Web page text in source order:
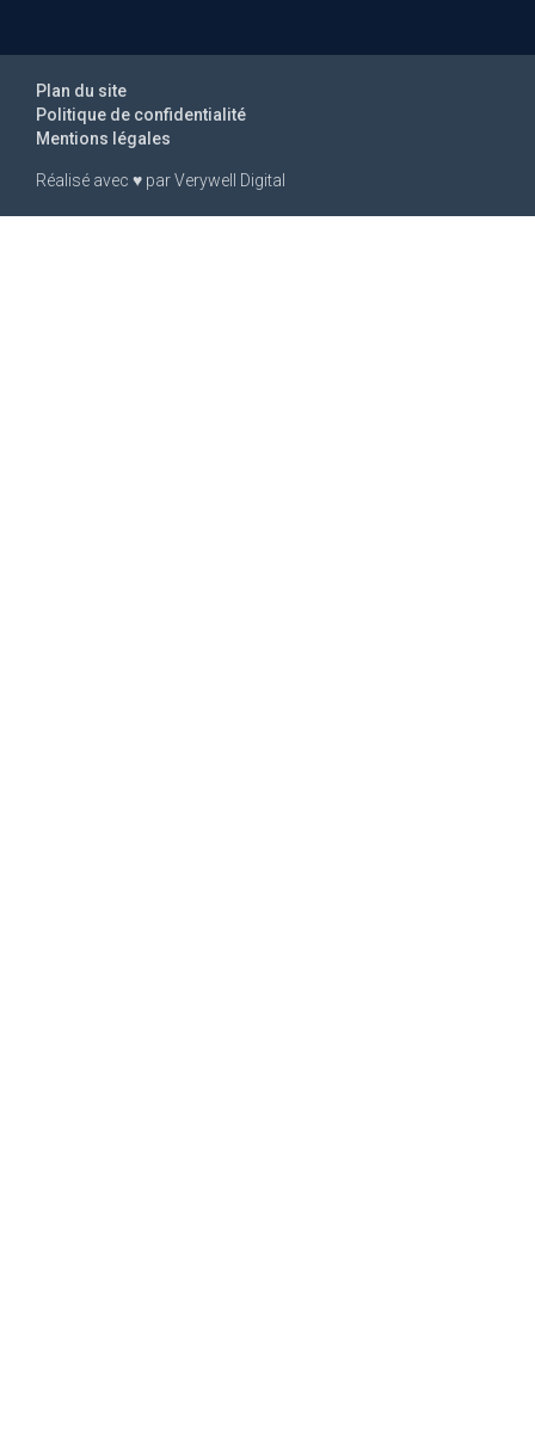
Réalisé avec ♥ parVerywell Digital
Mentions légales
Politique de confidentialité
Plan du site